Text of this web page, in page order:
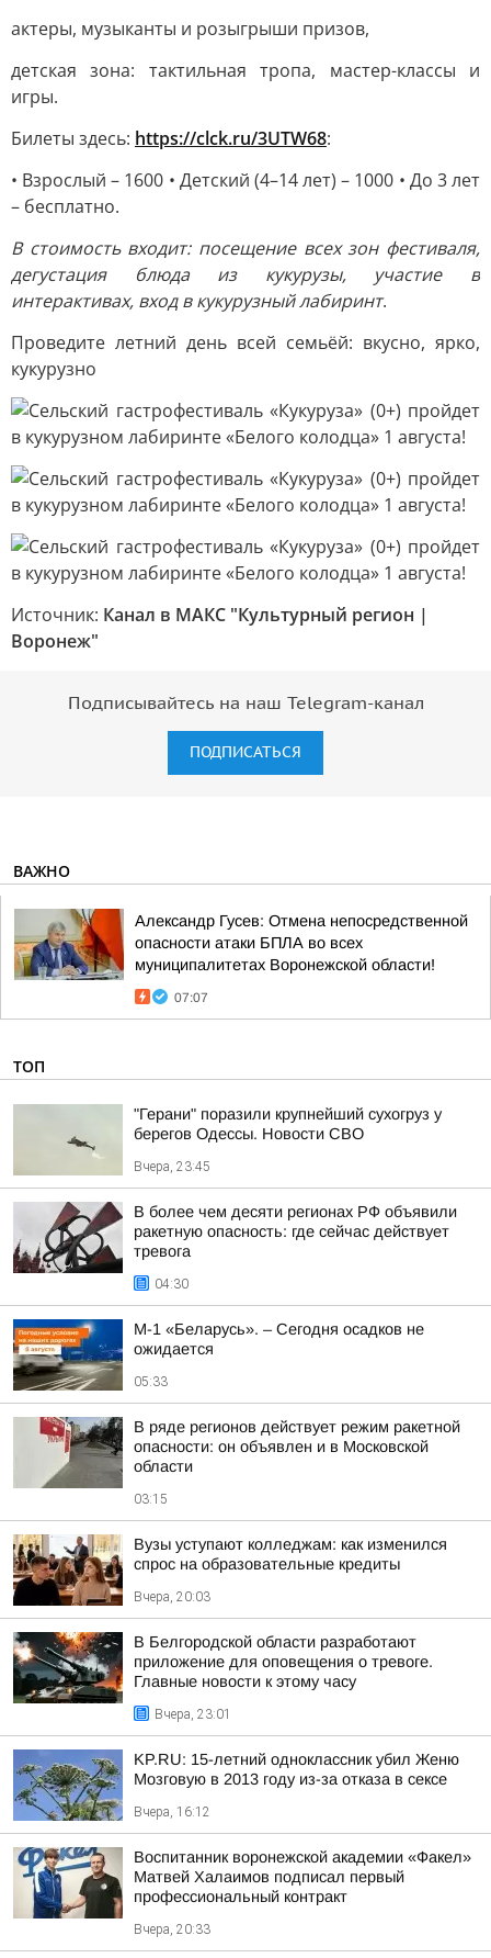
актеры, музыканты и розыгрыши призов,
детская зона: тактильная тропа, мастер-классы и
игры.
Билеты здесь: https://clck.ru/3UTW68:
• Взрослый – 1600 • Детский (4–14 лет) – 1000 • До 3 лет
– бесплатно.
В стоимость входит: посещение всех зон фестиваля,
дегустация блюда из кукурузы, участие в
интерактивах, вход в кукурузный лабиринт.
Проведите летний день всей семьёй: вкусно, ярко,
кукурузно
Источник: Канал в МАКС "Культурный регион |
Воронеж"
Подписывайтесь на наш Telegram-канал
ПОДПИСАТЬСЯ
ВАЖНО
Александр Гусев: Отмена непосредственной
опасности атаки БПЛА во всех
муниципалитетах Воронежской области!
07:07
ТОП
"Герани" поразили крупнейший сухогруз у
берегов Одессы. Новости СВО
Вчера, 23:45
В более чем десяти регионах РФ объявили
ракетную опасность: где сейчас действует
тревога
04:30
М-1 «Беларусь». – Сегодня осадков не
ожидается
05:33
В ряде регионов действует режим ракетной
опасности: он объявлен и в Московской
области
03:15
Вузы уступают колледжам: как изменился
спрос на образовательные кредиты
Вчера, 20:03
В Белгородской области разработают
приложение для оповещения о тревоге.
Главные новости к этому часу
Вчера, 23:01
KP.RU: 15-летний одноклассник убил Женю
Мозговую в 2013 году из-за отказа в сексе
Вчера, 16:12
Воспитанник воронежской академии «Факел»
Матвей Халаимов подписал первый
профессиональный контракт
Вчера, 20:33